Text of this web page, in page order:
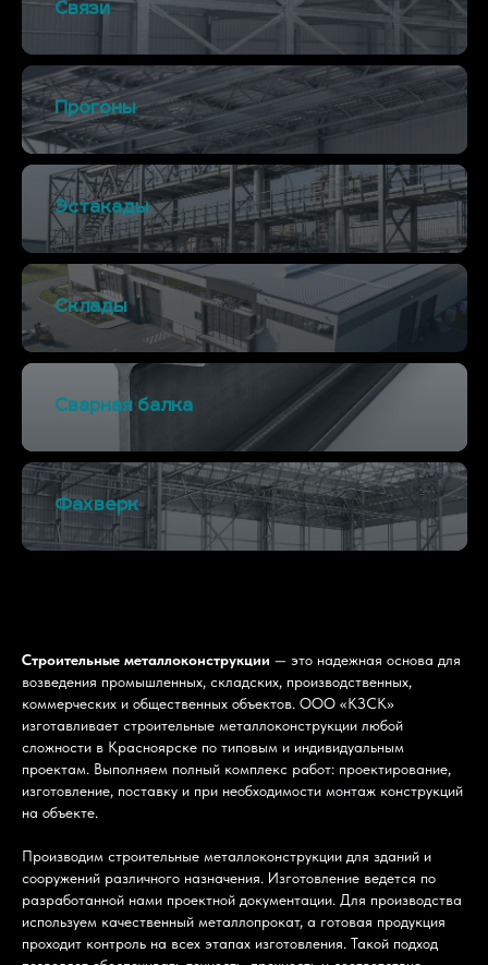
Связи
Прогоны
Эстакады
Склады
Сварная балка
Фахверк
Строительные металлоконструкции — это надежная основа для
возведения промышленных, складских, производственных,
коммерческих и общественных объектов. ООО «КЗСК»
изготавливает строительные металлоконструкции любой
сложности в Красноярске по типовым и индивидуальным
проектам. Выполняем полный комплекс работ: проектирование,
изготовление, поставку и при необходимости монтаж конструкций
на объекте.
Производим строительные металлоконструкции для зданий и
сооружений различного назначения. Изготовление ведется по
разработанной нами проектной документации. Для производства
используем качественный металлопрокат, а готовая продукция
проходит контроль на всех этапах изготовления. Такой подход